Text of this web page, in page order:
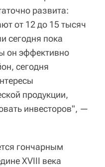
развита:
от 12 до 15 тысяч
сегодня пока
он эффективно
сегодня
продукции,
инвесторов", —
гончарным
XVIII века